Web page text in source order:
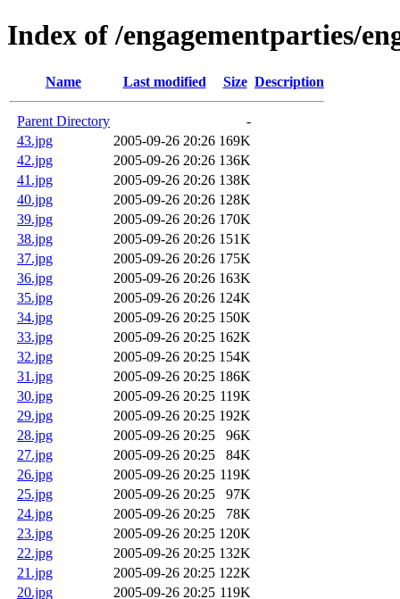
Index of /engagementparties/
Name Last modified Size Description
Parent Directory
-
43.jpg
2005-09-26 20:26 169K
42.jpg
2005-09-26 20:26 136K
41.jpg
2005-09-26 20:26 138K
40.jpg
2005-09-26 20:26 128K
39.jpg
2005-09-26 20:26 170K
38.jpg
2005-09-26 20:26 151K
37.jpg
2005-09-26 20:26 175K
36.jpg
2005-09-26 20:26 163K
35.jpg
2005-09-26 20:26 124K
34.jpg
2005-09-26 20:25 150K
33.jpg
2005-09-26 20:25 162K
32.jpg
2005-09-26 20:25 154K
31.jpg
2005-09-26 20:25 186K
30.jpg
2005-09-26 20:25 119K
29.jpg
2005-09-26 20:25 192K
28.jpg
2005-09-26 20:25
96K
27.jpg
2005-09-26 20:25
84K
26.jpg
2005-09-26 20:25 119K
25.jpg
2005-09-26 20:25
97K
24.jpg
2005-09-26 20:25
78K
23.jpg
2005-09-26 20:25 120K
22.jpg
2005-09-26 20:25 132K
21.jpg
2005-09-26 20:25 122K
20.jpg
2005-09-26 20:25 119K